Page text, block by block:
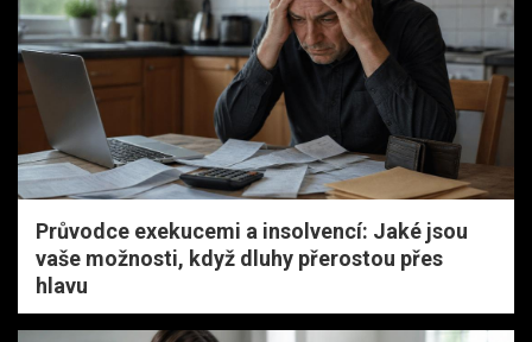
Průvodce exekucemi a insolvencí: Jaké jsou
vaše možnosti, když dluhy přerostou přes
hlavu